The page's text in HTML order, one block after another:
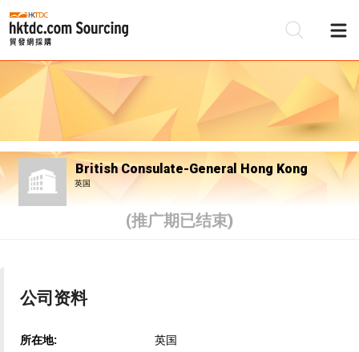
British Consulate-General Hong Kong
英国
(推广期已结束)
公司资料
所在地: 英国